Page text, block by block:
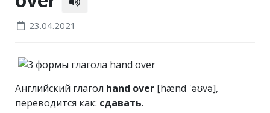
23.04.2021
Английский глагол hand over [hænd ˈəʊvə],
переводится как: сдавать.